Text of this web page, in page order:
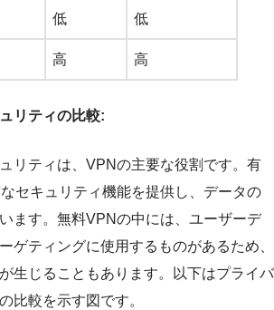
低 低
高 高
リティの比較:
リティは、VPNの主要な役割です。有
セキュリティ機能を提供し、データの
ます。無料VPNの中には、ユーザーデ
ゲティングに使用するものがあるため、
生じることもあります。以下はプライバ
比較を示す図です。